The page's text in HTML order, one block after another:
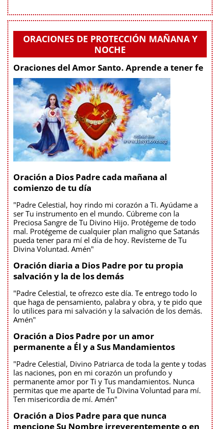
ORACIONES DE PROTECCIÓN MAÑANA Y
NOCHE
Oraciones del Amor Santo. Aprende a tener fe
Oración a Dios Padre cada mañana al
comienzo de tu día
"Padre Celestial, hoy rindo mi corazón a Ti. Ayúdame a
ser Tu instrumento en el mundo. Cúbreme con la
Preciosa Sangre de Tu Divino Hijo. Protégeme de todo
mal. Protégeme de cualquier plan maligno que Satanás
pueda tener para mí el día de hoy. Revísteme de Tu
Divina Voluntad. Amén"
Oración diaria a Dios Padre por tu propia
salvación y la de los demás
"Padre Celestial, te ofrezco este día. Te entrego todo lo
que haga de pensamiento, palabra y obra, y te pido que
lo utilices para mi salvación y la salvación de los demás.
Amén"
Oración a Dios Padre por un amor
permanente a Él y a Sus Mandamientos
"Padre Celestial, Divino Patriarca de toda la gente y todas
las naciones, pon en mi corazón un profundo y
permanente amor por Ti y Tus mandamientos. Nunca
permitas que me aparte de Tu Divina Voluntad para mí.
Ten misericordia de mí. Amén"
Oración a Dios Padre para que nunca
mencione Su Nombre irreverentemente o en